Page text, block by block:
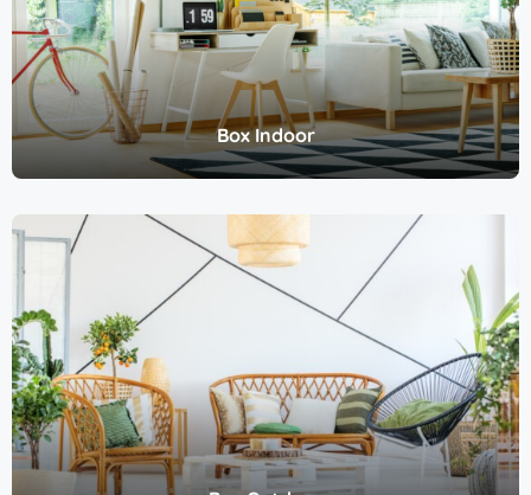
Box Indoor